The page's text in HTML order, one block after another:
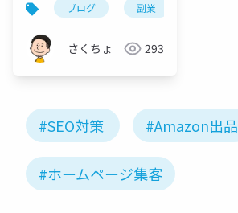
ブログ 副業
さくちょ 293
#SEO対策 #Amazon出品
#ホームページ集客